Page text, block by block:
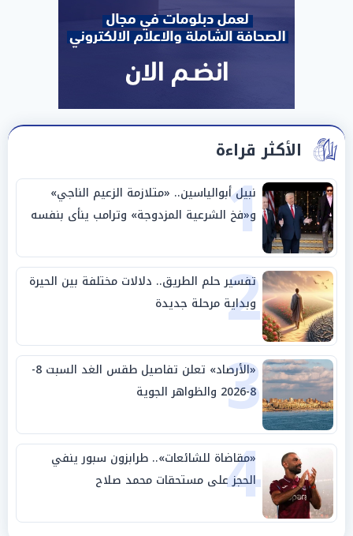
الأكثر قراءة
1
نبيل أبوالياسين.. «متلازمة الزعيم الناجي»
و«فخ الشرعية المزدوجة» وترامب ينأى بنفسه
وحليفه في «ميتم استراتيجي»
2
تفسير حلم الطريق.. دلالات مختلفة بين الحيرة
وبداية مرحلة جديدة
3
«الأرصاد» تعلن تفاصيل طقس الغد السبت 8-
8-2026 والظواهر الجوية
4
«مقاضاة للشائعات».. طرابزون سبور ينفي
الحجز على مستحقات محمد صلاح